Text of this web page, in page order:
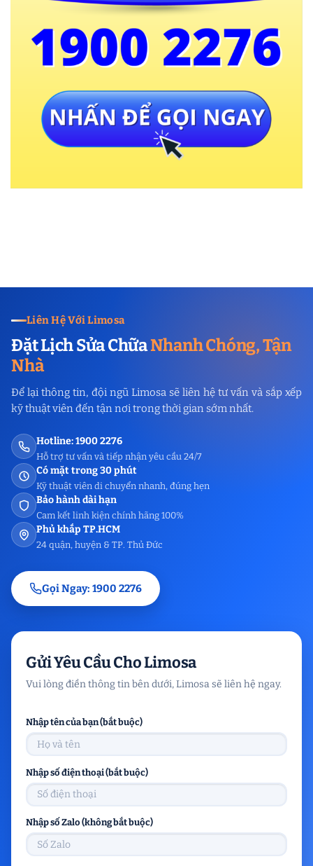
Liên Hệ Với Limosa
Đặt Lịch Sửa ChữaNhanh Chóng, Tận
Nhà
Để lại thông tin, đội ngũ Limosa sẽ liên hệ tư vấn và sắp xếp
kỹ thuật viên đến tận nơi trong thời gian sớm nhất.
Hotline: 1900 2276
Hỗ trợ tư vấn và tiếp nhận yêu cầu 24/7
Có mặt trong 30 phút
Kỹ thuật viên di chuyển nhanh, đúng hẹn
Bảo hành dài hạn
Cam kết linh kiện chính hãng 100%
Phủ khắp TP.HCM
24 quận, huyện & TP. Thủ Đức
Gọi Ngay: 1900 2276
Gửi Yêu Cầu Cho Limosa
Vui lòng điền thông tin bên dưới, Limosa sẽ liên hệ ngay.
Nhập tên của bạn (bắt buộc)
Nhập số điện thoại (bắt buộc)
Nhập số Zalo (không bắt buộc)